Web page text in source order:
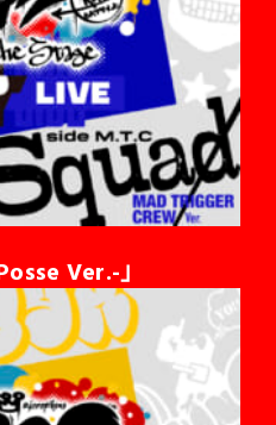
Ver.-」